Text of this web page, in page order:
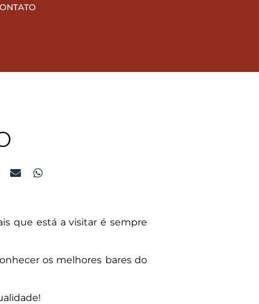
que está a visitar é sempre
os melhores bares do